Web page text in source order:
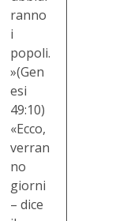
ranno
i
popoli.
»(Gen
esi
49:10)
«Ecco,
verran
no
giorni
– dice